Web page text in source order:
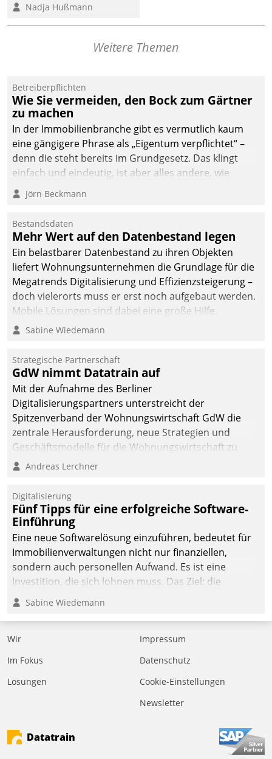
digitalen Cockpit, das
situationsbezogen
passende Fragen und
Dialogführung ermöglicht
dem externen
Serviceteam, Anrufe von
Mietenden zügiger und
effizienter zu bearbeiten.
Nadja Hußmann
Weitere Themen
Betreiberpflichten
Wie Sie vermeiden, den Bock zum Gärtner
zu machen
In der Immobilienbranche gibt es vermutlich kaum
eine gängigere Phrase als „Eigentum verpflichtet“ –
denn die steht bereits im Grundgesetz. Das klingt
einfach und eindeutig, ist aber alles andere, wie
Branchenbeschäftigte wissen. Denn mit der
Verantwortung folgen Verpflichtungen.
Jörn Beckmann
Bestandsdaten
Mehr Wert auf den Datenbestand legen
Ein belastbarer Datenbestand zu ihren Objekten
liefert Wohnungsunternehmen die Grundlage für die
Megatrends Digitalisierung und Effizienzsteigerung –
doch vielerorts muss er erst noch aufgebaut werden.
Mobile Lösungen sind dabei eine große Hilfe.
Sabine Wiedemann
Strategische Partnerschaft
GdW nimmt Datatrain auf
Mit der Aufnahme des Berliner
Digitalisierungspartners unterstreicht der
Spitzenverband der Wohnungswirtschaft GdW die
zentrale Herausforderung, neue Strategien und
Geschäftsmodelle für die Wohnungswirtschaft zu
entwickeln.
Andreas Lerchner
Digitalisierung
Fünf Tipps für eine erfolgreiche Software-
Einführung
Eine neue Softwarelösung einzuführen, bedeutet für
Immobilienverwaltungen nicht nur finanziellen,
sondern auch personellen Aufwand. Es ist eine
Investition, die sich lohnen muss. Das Ziel: die
nachhaltige Optimierung der Geschäftsabläufe. Damit
dieses Ziel erreicht wird, sollten einige Grundregeln
befolgt werden.
Sabine Wiedemann
Wir
Im Fokus
Lösungen
Impressum
Datenschutz
Cookie-Einstellungen
Newsletter
Datatrain